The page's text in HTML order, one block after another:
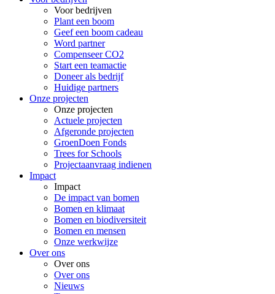
Voor bedrijven
Plant een boom
Geef een boom cadeau
Word partner
Compenseer CO2
Start een teamactie
Doneer als bedrijf
Huidige partners
Onze projecten
Onze projecten
Actuele projecten
Afgeronde projecten
GroenDoen Fonds
Trees for Schools
Projectaanvraag indienen
Impact
Impact
De impact van bomen
Bomen en klimaat
Bomen en biodiversiteit
Bomen en mensen
Onze werkwijze
Over ons
Over ons
Over ons
Nieuws